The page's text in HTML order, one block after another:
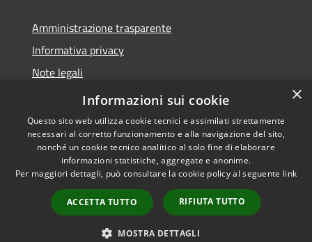
Amministrazione trasparente
Informativa privacy
Note legali
Dichiarazione di accessibilità
Accessibilità
Copyright © 2026 • Comune di
Serrastretta • Powered by
Municipium•
Accesso
redazione
×
Informazioni sui cookie
Questo sito web utilizza cookie tecnici e assimilati strettamente
necessari al corretto funzionamento e alla navigazione del sito,
nonché un cookie tecnico analitico al solo fine di elaborare
informazioni statistiche, aggregate e anonime.
Per maggiori dettagli, può consultare la cookie policy al seguente link
ACCETTA TUTTO RIFIUTA TUTTO
MOSTRA DETTAGLI